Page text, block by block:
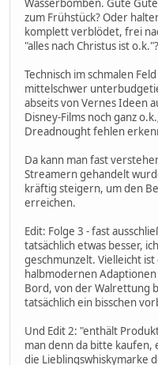
zum Frühstück? Oder
komplett verblödet, frei
"alles nach Christus ist
Technisch im schmalen
mittelschwer
abseits von Vernes Ideen
Disney-Films noch ganz
Dreadnought fehlen
Da kann man fast
Streamern gehandelt
kräftig steigern, um den
erreichen.
Edit: Folge 3 - fast
tatsächlich etwas besser,
geschmunzelt. Vielleicht
halbmodernen
Bord, von der Walrettung
tatsächlich ein bisschen
Und Edit 2: "enthält
man denn da bitte kaufen,
die Lieblingswhiskymarke